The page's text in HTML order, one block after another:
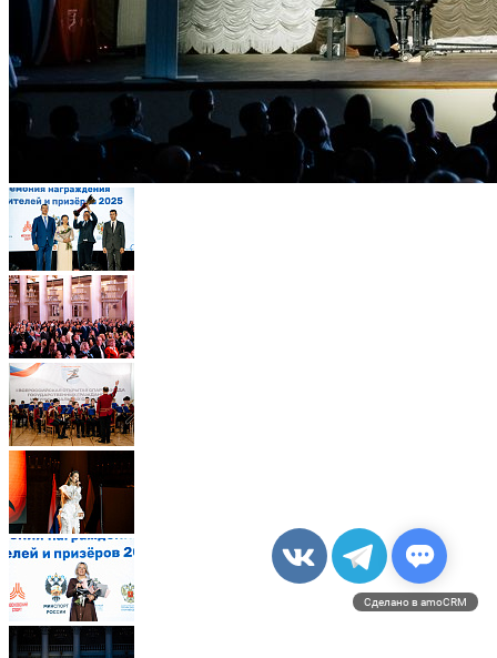
Сделано в amoCRM